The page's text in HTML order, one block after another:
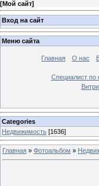
[Мой сайт]
Вход на сайт
Меню сайта
Главная О нас
Специалист по
Categories
Недвижимость [1636]
Главная » Фотоальбом »